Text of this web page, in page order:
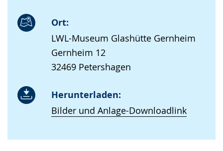
Ort:
LWL-Museum Glashütte Gernheim
Gernheim 12
32469 Petershagen
Herunterladen:
Bilder und Anlage-Downloadlink